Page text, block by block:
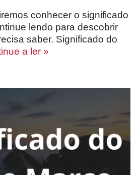
conhecer o significado
lendo para descobrir
saber. Significado do
a ler »